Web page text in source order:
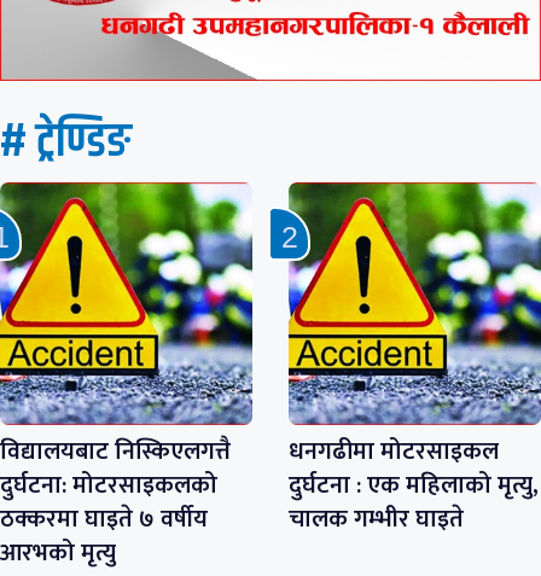
# ट्रेण्डिङ
विद्यालयबाट निस्किएलगत्तै
दुर्घटना: मोटरसाइकलको
ठक्करमा घाइते ७ वर्षीय
आरभको मृत्यु
धनगढीमा मोटरसाइकल
दुर्घटना : एक महिलाको मृत्यु,
चालक गम्भीर घाइते